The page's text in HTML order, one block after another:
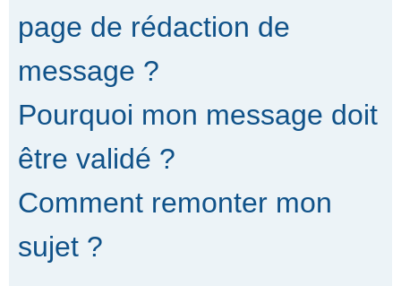
page de rédaction de
message ?
Pourquoi mon message doit
être validé ?
Comment remonter mon
sujet ?